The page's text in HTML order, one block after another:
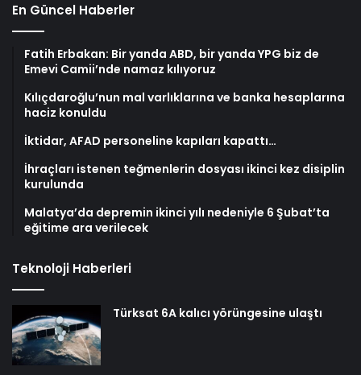
En Güncel Haberler
Fatih Erbakan: Bir yanda ABD, bir yanda YPG biz de
Emevi Camii’nde namaz kılıyoruz
Kılıçdaroğlu’nun mal varlıklarına ve banka hesaplarına
haciz konuldu
İktidar, AFAD personeline kapıları kapattı…
İhraçları istenen teğmenlerin dosyası ikinci kez disiplin
kurulunda
Malatya’da depremin ikinci yılı nedeniyle 6 Şubat’ta
eğitime ara verilecek
Teknoloji Haberleri
Türksat 6A kalıcı yörüngesine ulaştı